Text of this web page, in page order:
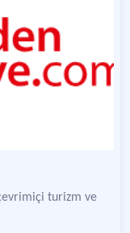
turizm ve